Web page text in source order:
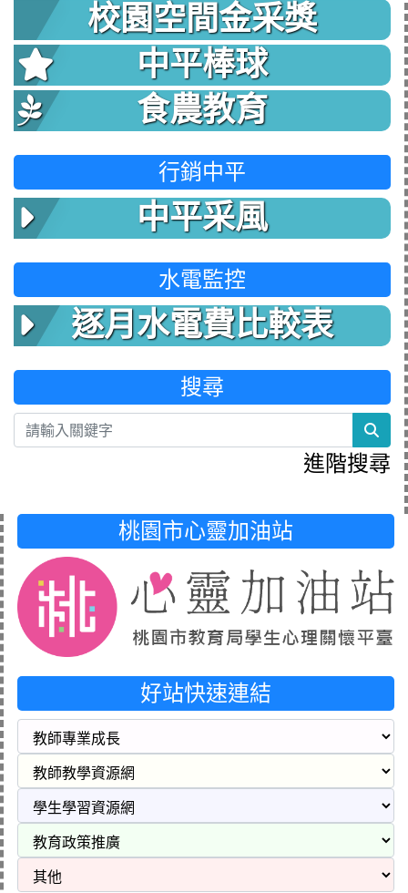
校園空間金采獎
中平棒球
食農教育
行銷中平
中平采風
水電監控
逐月水電費比較表
搜尋
進階搜尋
桃園市心靈加油站
好站快速連結